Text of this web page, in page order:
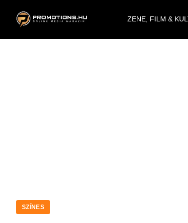
ZENE, FILM &
SZÍNES